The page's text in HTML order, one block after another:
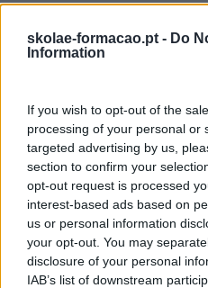
skolae-formacao.pt - Do
Information
If you wish to opt-out of the
processing of your personal or
targeted advertising by us,
section to confirm your
opt-out request is processed
interest-based ads based on
us or personal information
your opt-out. You may
disclosure of your personal
IAB’s list of downstream
Anterior
INVESTIR EM
FORMAÇÃO TI E IA